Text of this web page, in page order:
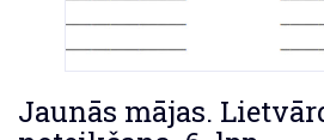
Jaunās mājas.